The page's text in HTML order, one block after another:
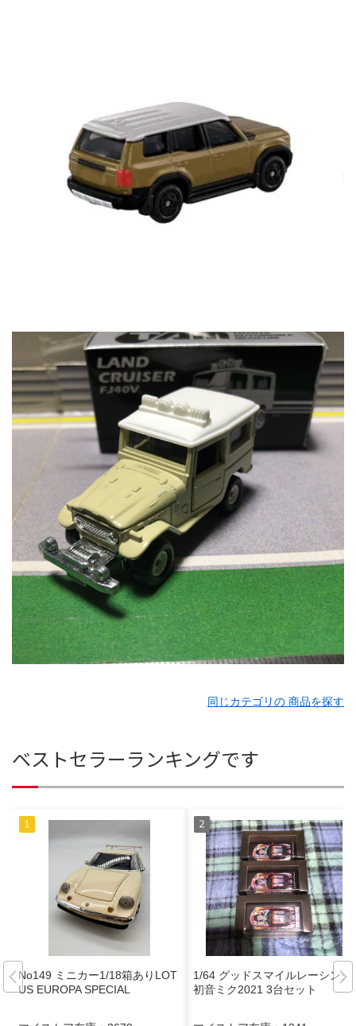
同じカテゴリの 商品を探す
ベストセラーランキングです
No149 ミニカー1/18箱ありLOT
US EUROPA SPECIAL
1/64 グッドスマイルレーシング
初音ミク2021 3台セット